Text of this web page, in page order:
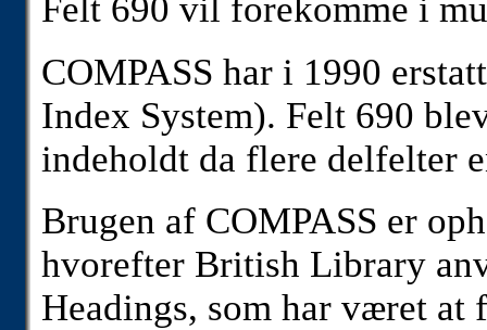
Felt 690 vil forekomme i
COMPASS har i 1990
Index System). Felt 690
indeholdt da flere delfelter
Brugen af COMPASS er
hvorefter British Library
Headings, som har været